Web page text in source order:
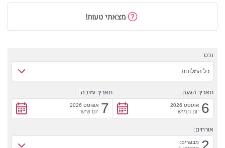
מצאתי טעות!
נכס
כל המלונות
תאריך הגעה:
6 אוגוסט 2026
יום חמישי
תאריך עזיבה:
7 אוגוסט 2026
יום שישי
אורחים:
מבוגרים: